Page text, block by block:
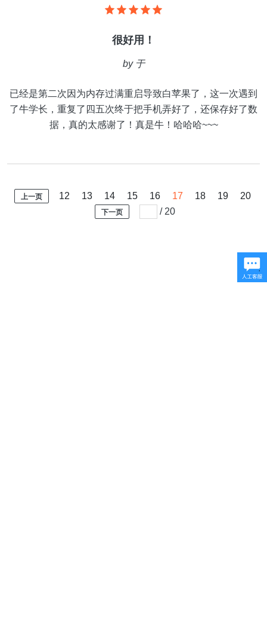
很好用！
by 于
已经是第二次因为内存过满重启导致白苹果了，这一次遇到
了牛学长，重复了四五次终于把手机弄好了，还保存好了数
据，真的太感谢了！真是牛！哈哈哈~~~
上一页 12 13 14 15 16 17 18 19 20
下一页 / 20